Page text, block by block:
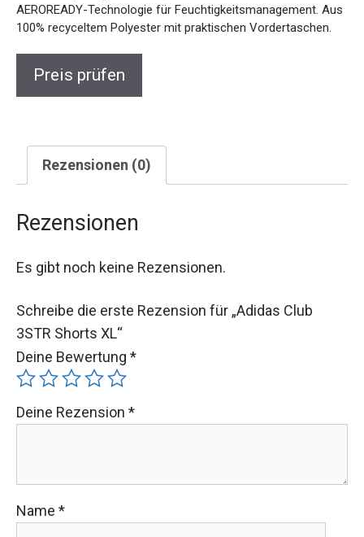
AEROREADY-Technologie für Feuchtigkeitsmanagement. Aus
100% recyceltem Polyester mit praktischen Vordertaschen.
Preis prüfen
Rezensionen (0)
Rezensionen
Es gibt noch keine Rezensionen.
Schreibe die erste Rezension für „Adidas Club
3STR Shorts XL“
Deine Bewertung *
Deine Rezension *
Name *